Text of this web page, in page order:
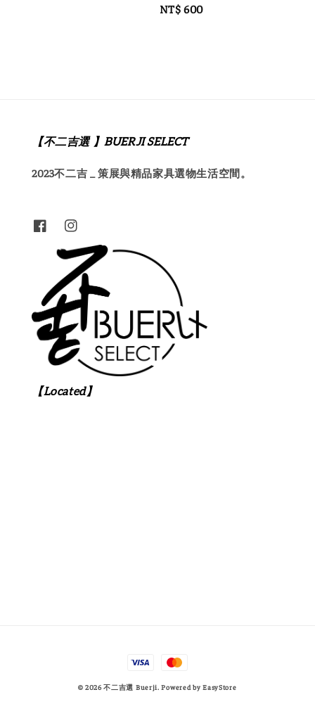
Regular
NT$ 600
【不二吉選 】BUERJI SELECT
2023不二吉 _ 策展與精品家具選物生活空間。
【Located】
© 2026 不二吉選 Buerji. Powered byEasyStore